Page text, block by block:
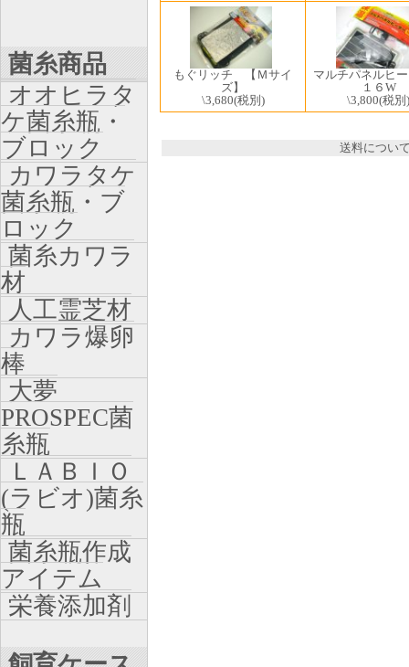
もぐリッチ 【Ｍサイ
ズ】
\3,680(税別)
マルチパネルヒ
１６W
\3,800(税別)
送料につい
菌糸商品
オオヒラタ
ケ菌糸瓶・
ブロック
カワラタケ
菌糸瓶・ブ
ロック
菌糸カワラ
材
人工霊芝材
カワラ爆卵
棒
大夢
PROSPEC菌
糸瓶
ＬＡＢＩＯ
(ラビオ)菌糸
瓶
菌糸瓶作成
アイテム
栄養添加剤